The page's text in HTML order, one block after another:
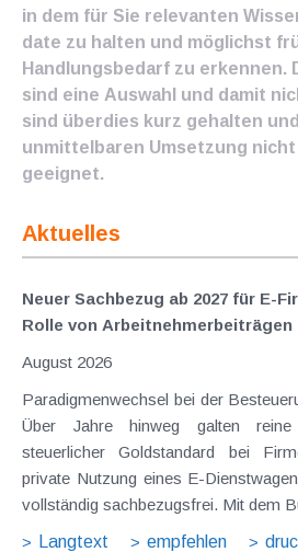
in dem für Sie relevanten
date zu halten und möglichst
Handlungsbedarf zu erkennen.
sind eine Auswahl und damit
sind überdies kurz gehalten
unmittelbaren Umsetzung
geeignet.
Aktuelles
Neuer Sachbezug ab 2027 für E-
Rolle von Arbeitnehmer​­beiträgen
August 2026
Paradigmenwechsel bei der
Über Jahre hinweg galten reine
steuerlicher Goldstandard bei
private Nutzung eines E-
vollständig sachbezugsfrei. Mit dem
Langtext
empfehlen